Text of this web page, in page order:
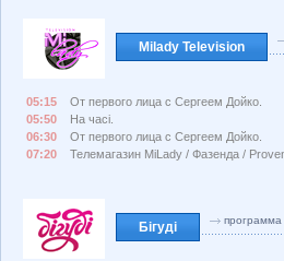
Milady Television
05:15
От первого лица с Сергеем Дойко.
05:50
На часі.
06:30
От первого лица с Сергеем Дойко.
07:20
Телемагазин MiLady / Фазенда /
Бігуді